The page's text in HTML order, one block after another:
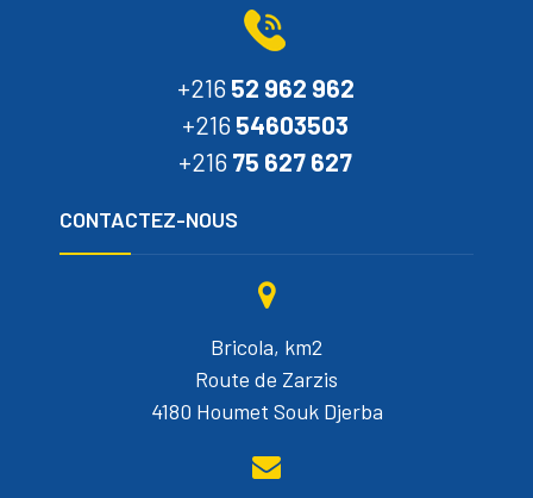
+216 52 962 962
+216 54603503
+216 75 627 627
CONTACTEZ-NOUS
Bricola, km2
Route de Zarzis
4180 Houmet Souk Djerba